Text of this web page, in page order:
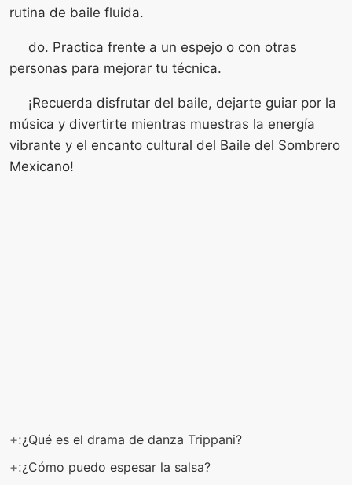
rutina de baile fluida.
do. Practica frente a un espejo o con otras
personas para mejorar tu técnica.
¡Recuerda disfrutar del baile, dejarte guiar por la
música y divertirte mientras muestras la energía
vibrante y el encanto cultural del Baile del Sombrero
Mexicano!
+:¿Qué es el drama de danza Trippani?
+:¿Cómo puedo espesar la salsa?